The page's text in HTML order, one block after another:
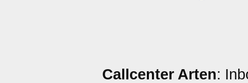
Callcenter Arten: